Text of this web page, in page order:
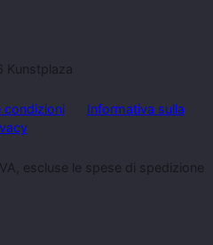
Kunstplaza
condizioni
Informativa sulla
escluse le spese di spedizione